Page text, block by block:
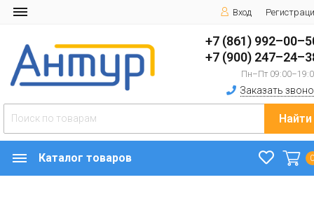
Вход
+7 (861)
+7 (900)
Пн–Пт
Заказать
Найти
Каталог товаров